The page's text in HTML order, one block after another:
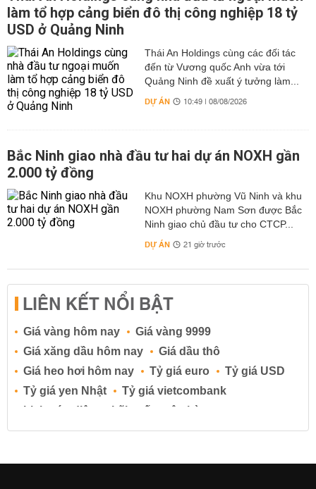
làm tổ hợp cảng biển đô thị công nghiệp 18 tỷ
USD ở Quảng Ninh
Thái An Holdings cùng các đối tác
đến từ Vương quốc Anh vừa tới
Quảng Ninh đề xuất ý tưởng làm...
DỰ ÁN 10:49 | 08/08/2026
Bắc Ninh giao nhà đầu tư hai dự án NOXH gần
2.000 tỷ đồng
Khu NOXH phường Vũ Ninh và khu
NOXH phường Nam Sơn được Bắc
Ninh giao chủ đầu tư cho CTCP...
DỰ ÁN 21 giờ trước
LIÊN KẾT NỔI BẬT
Giá vàng hôm nay
Giá vàng 9999
Giá xăng dầu hôm nay
Giá dầu thô
Giá heo hơi hôm nay
Tỷ giá euro
Tỷ giá USD
Tỷ giá yen Nhật
Tỷ giá vietcombank
Lịch cúp điện
Lãi suất ngân hàng
Lãi suất tiết kiệm
Lãi suất tiền gửi